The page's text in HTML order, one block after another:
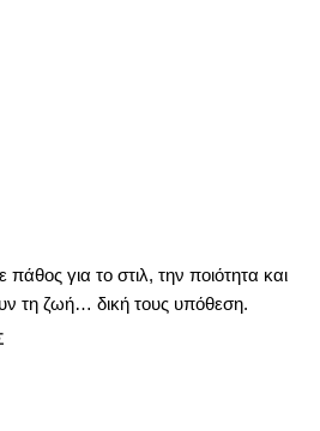
για το στιλ, την ποιότητα και
τη ζωή… δική τους υπόθεση.